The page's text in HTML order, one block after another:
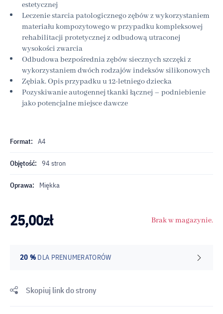
estetycznej
Leczenie starcia patologicznego zębów z wykorzystaniem
materiału kompozytowego w przypadku kompleksowej
rehabilitacji protetycznej z odbudową utraconej
wysokości zwarcia
Odbudowa bezpośrednia zębów siecznych szczęki z
wykorzystaniem dwóch rodzajów indeksów silikonowych
Zębiak. Opis przypadku u 12‑letniego dziecka
Pozyskiwanie autogennej tkanki łącznej – podniebienie
jako potencjalne miejsce dawcze
Format: A4
Objętość: 94 stron
Oprawa: Miękka
25,00zł Brak w magazynie.
20 % DLA PRENUMERATORÓW
Skopiuj link do strony